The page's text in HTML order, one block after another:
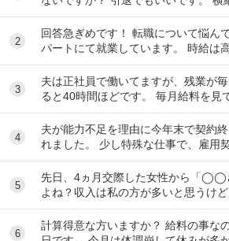
いし、今後、果たせる見込みもない
2
回答急ぎめです！ 転職について悩ん
パートにて就業しています。 時給は
20円で、1日6時間で働いています。
3
夫は正社員で働いてますが、残業が
ると40時間ほどです。 毎月給料を見
ありがたい、副業しなくて済むし、
4
夫が能力不足を理由に今年末で契約
れました。 少し特殊な仕事で、雇用
約という形です。そのため、有給休
5
先日、4ヵ月交際した女性から「◯◯
よね？収入は私の方が多いと思うけ
病で働けなくなったとしたら、◯◯
6
計算得意な方いますか？ 給料の事な